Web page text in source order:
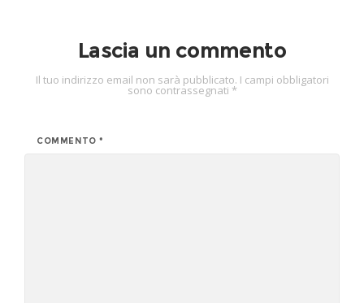
Lascia un commento
Il tuo indirizzo email non sarà pubblicato. I campi obbligatori
sono contrassegnati *
COMMENTO*